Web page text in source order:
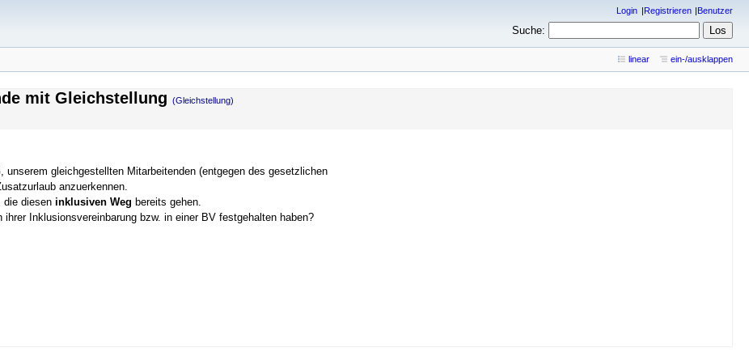
Login Registrieren Benutzer
Suche:
linear ein-/ausklappen
mit Gleichstellung (Gleichstellung)
gleichgestellten Mitarbeitenden (entgegen des gesetzlichen
anzuerkennen.
die diesen inklusiven Weg bereits gehen.
Inklusionsvereinbarung bzw. in einer BV festgehalten haben?